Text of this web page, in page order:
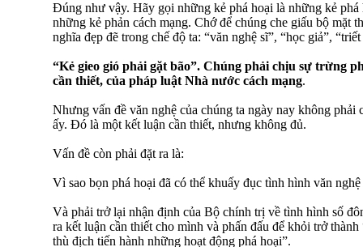
Đúng như vậy. Hãy gọi những kẻ phá hoại là những kẻ phá
những kẻ phản cách mạng. Chớ để chúng che giấu bộ mặt
nghĩa đẹp đẽ trong chế độ ta: “văn nghệ sĩ”, “học giả”,
“Kẻ gieo gió phải gặt bão”. Chúng phải chịu sự trừng
cần thiết, của pháp luật Nhà nước cách mạng.
Nhưng vấn đề văn nghệ của chúng ta ngày nay không phải
ấy. Đó là một kết luận cần thiết, nhưng không đủ.
Vấn đề còn phải đặt ra là:
Vì sao bọn phá hoại đã có thể khuấy đục tình hình văn
Và phải trở lại nhận định của Bộ chính trị về tình hình số
ra kết luận cần thiết cho mình và phấn đấu để khỏi trở
thù địch tiến hành những hoạt động phá hoại”.